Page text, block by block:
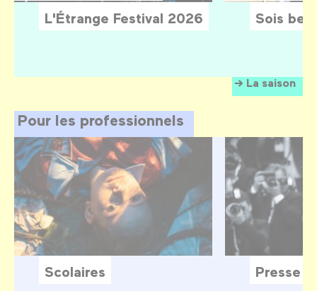
La saison
L'Étrange Festival 2026 Sois
Pour les professionnels
Scolaires Presse